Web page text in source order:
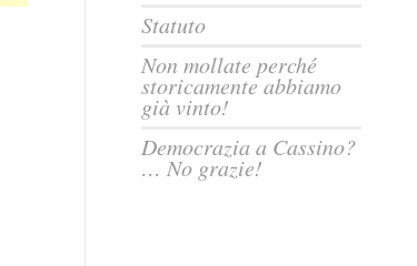
Statuto
Non mollate perché
storicamente abbiamo
già vinto!
Democrazia a Cassino?
… No grazie!